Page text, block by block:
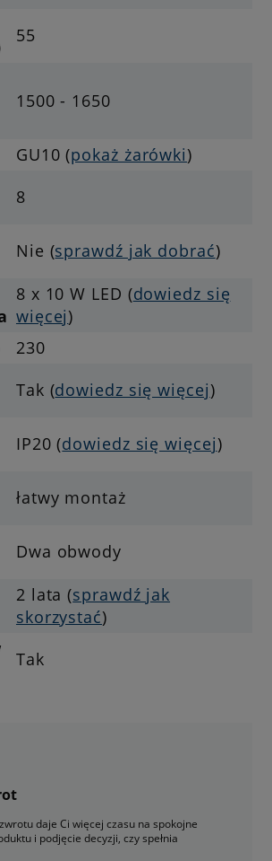
55
1500 - 1650
GU10 (pokaż żarówki)
8
Nie (sprawdź jak dobrać)
8 x 10 W LED (dowiedz się
więcej)
230
Tak (dowiedz się więcej)
IP20 (dowiedz się więcej)
łatwy montaż
Dwa obwody
2 lata (sprawdź jak
skorzystać)
Tak
daje Ci więcej czasu na spokojne
i podjęcie decyzji, czy spełnia